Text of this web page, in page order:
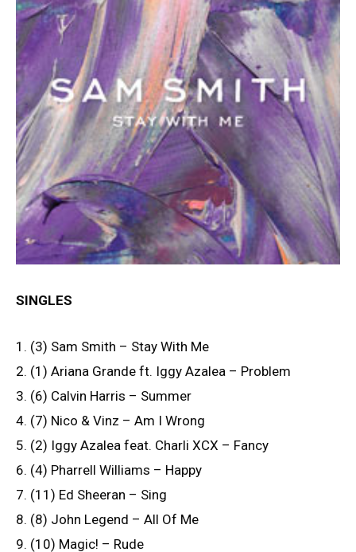
SINGLES
1. (3) Sam Smith – Stay With Me
2. (1) Ariana Grande ft. Iggy Azalea – Problem
3. (6) Calvin Harris – Summer
4. (7) Nico & Vinz – Am I Wrong
5. (2) Iggy Azalea feat. Charli XCX – Fancy
6. (4) Pharrell Williams – Happy
7. (11) Ed Sheeran – Sing
8. (8) John Legend – All Of Me
9. (10) Magic! – Rude